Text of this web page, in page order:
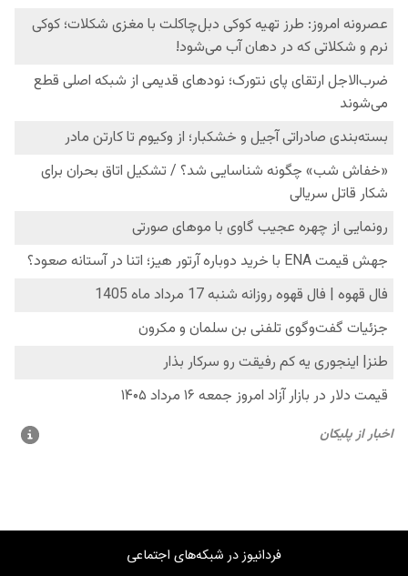
فردانیوز در شبکه‌های اجتماعی